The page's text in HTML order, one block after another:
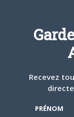
Digimon en
pour 2027
Recevez
PRÉNOM